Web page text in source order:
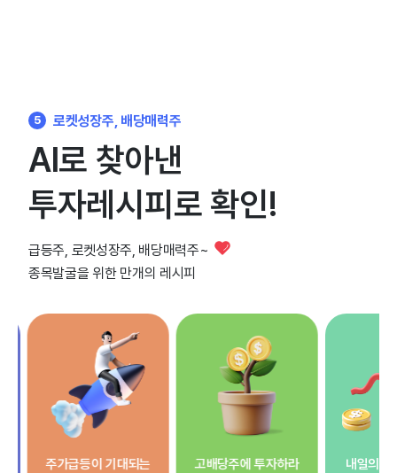
5 로켓성장주, 배당매력주
AI로 찾아낸
투자레시피로 확인!
급등주, 로켓성장주, 배당매력주~
종목발굴을 위한 만개의 레시피
이 기대되는
고배당주에 투자하라
내일의 넷플릭스는?